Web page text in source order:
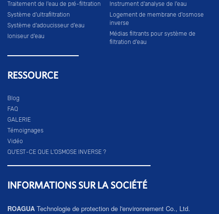
Traitement de l'eau de pré-filtration
Système d'ultrafiltration
Système d'adoucisseur d'eau
Ioniseur d'eau
Instrument d'analyse de l'eau
Logement de membrane d'osmose
inverse
Médias filtrants pour système de
filtration d'eau
RESSOURCE
Blog
FAQ
GALERIE
Témoignages
Vidéo
QU'EST-CE QUE L'OSMOSE INVERSE ?
INFORMATIONS SUR LA SOCIÉTÉ
ROAGUA Technologie de protection de l'environnement Co., Ltd.